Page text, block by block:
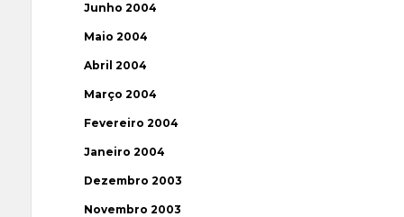
Junho 2004
Maio 2004
Abril 2004
Março 2004
Fevereiro 2004
Janeiro 2004
Dezembro 2003
Novembro 2003